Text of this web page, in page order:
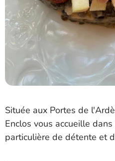
Située aux Portes de
Enclos vous accueille
particulière de détente et